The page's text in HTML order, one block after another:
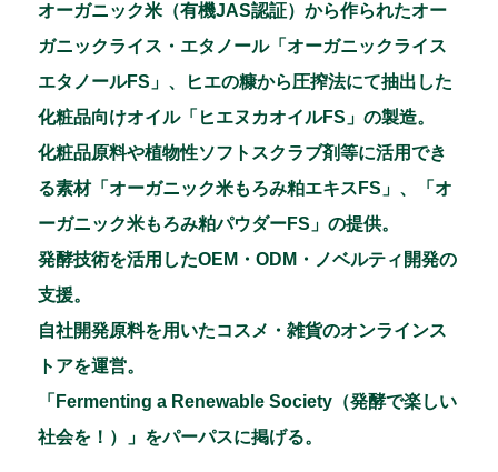
オーガニック米（有機JAS認証）から作られたオー
ガニックライス・エタノール「オーガニックライス
エタノールFS」、ヒエの糠から圧搾法にて抽出した
化粧品向けオイル「ヒエヌカオイルFS」の製造。
化粧品原料や植物性ソフトスクラブ剤等に活用でき
る素材「オーガニック米もろみ粕エキスFS」、「オ
ーガニック米もろみ粕パウダーFS」の提供。
発酵技術を活用したOEM・ODM・ノベルティ開発の
支援。
自社開発原料を用いたコスメ・雑貨のオンラインス
トアを運営。
「Fermenting a Renewable Society（発酵で楽しい
社会を！）」をパーパスに掲げる。